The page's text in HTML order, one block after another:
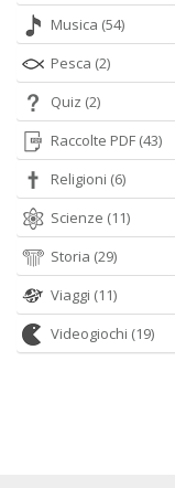
Musica (54)
Pesca (2)
Quiz (2)
Raccolte PDF (43)
Religioni (6)
Scienze (11)
Storia (29)
Viaggi (11)
Videogiochi (19)